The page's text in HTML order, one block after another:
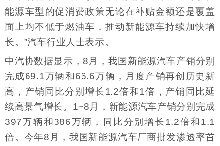
能源车型的促消费政策无论在补贴金额还是覆盖
面上均不低于燃油车，推动新能源车持续加快增
长。”汽车行业人士表示。
中汽协数据显示，8月，我国新能源汽车产销分别
完成69.1万辆和66.6万辆，月度产销再创历史新
高，产销同比分别增长1.2倍和1倍，产销同比延
续高景气增长。1~8月，新能源汽车产销分别完成
397万辆和386万辆，同比分别增长1.2倍和1.1
倍。今年8月，我国新能源汽车厂商批发渗透率首